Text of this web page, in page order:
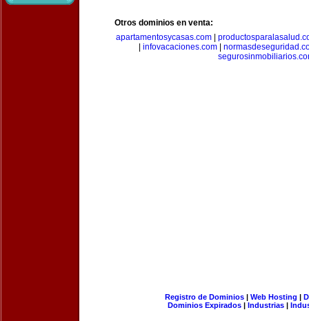
Otros dominios en venta:
apartamentosycasas.com
infovacaciones.com|
Registro de Dominios| Web Hosting |
Dominios Expirados | Industrias |